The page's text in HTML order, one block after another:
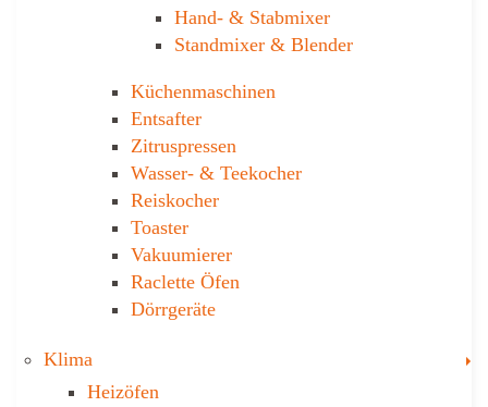
Hand- & ­Stabmixer
Stand­mixer & Blender
Küchen­maschinen
Entsafter
Zitruspressen
Wasser-­ & Teekocher
Reiskocher
Toaster
Vakuumierer
Raclette Öfen
Dörrgeräte
Klima
Heizöfen